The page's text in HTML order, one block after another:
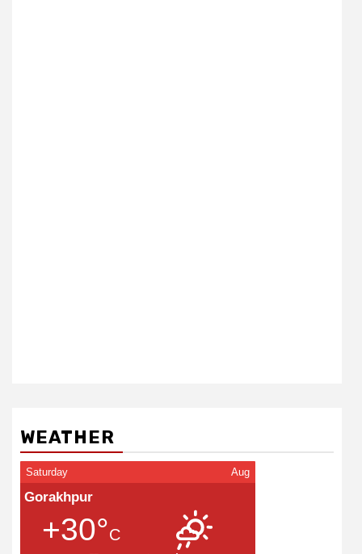
WEATHER
Saturday Aug
Gorakhpur
+30°C